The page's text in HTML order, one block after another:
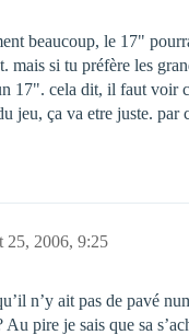
beaucoup, le 17"
mais si tu préfère les
17". cela dit, il faut voir
jeu, ça va etre juste. par
25, 2006, 9:25
n’y ait pas de pavé
Au pire je sais que sa